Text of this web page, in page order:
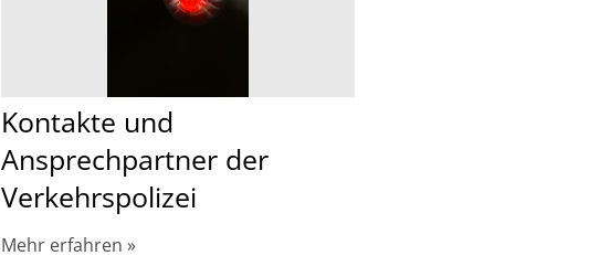
Kontakte und
Ansprechpartner der
Verkehrspolizei
Mehr erfahren